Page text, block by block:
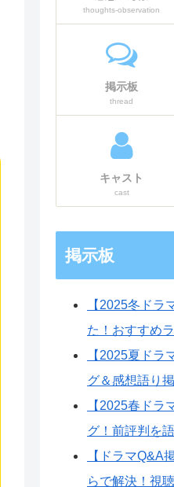
ネタバレ感想
れぞれの立場
thoughts-observation
掲示板
thread
キャスト
cast
掲示板
【2025冬ドラ
た！おすすめ
【2025夏ドラ
グ＆感想語り
【2025春ドラ
グ！前評判を
【ドラマQ&A
らで解決！視